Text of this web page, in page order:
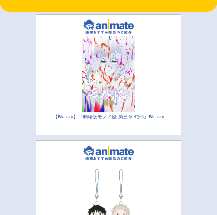
【Blu-ray】『劇場版モノノ怪 第三章 蛇神』Blu-ray